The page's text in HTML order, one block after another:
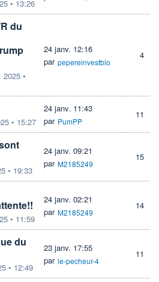
• 13:26
du
2025 •
24 janv. 12:16
par pepereinvestbio
4
• 15:27
24 janv. 11:43
par PumPP
11
• 19:33
24 janv. 09:21
par M2185249
15
• 11:59
24 janv. 02:21
par M2185249
14
du
• 12:49
23 janv. 17:55
par le-pecheur-4
11